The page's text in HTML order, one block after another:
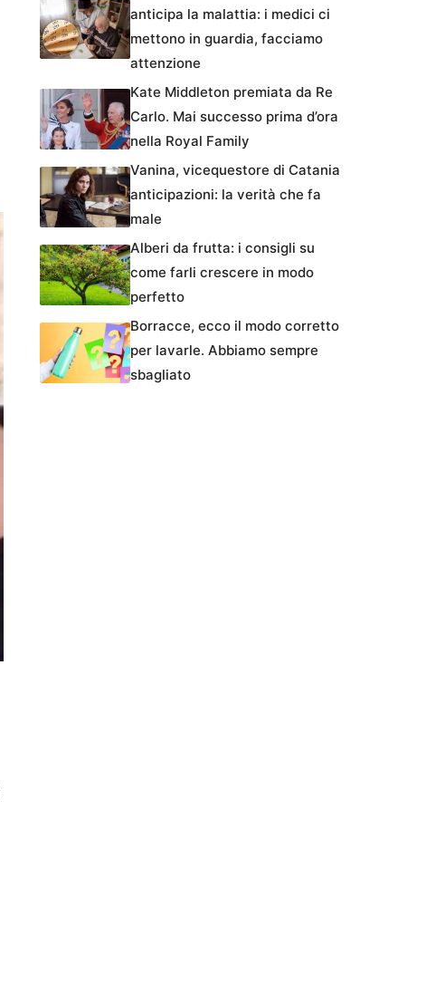
anticipa la malattia: i medici ci
mettono in guardia, facciamo
attenzione
Kate Middleton premiata da Re
Carlo. Mai successo prima d’ora
nella Royal Family
Vanina, vicequestore di Catania
anticipazioni: la verità che fa
male
Alberi da frutta: i consigli su
come farli crescere in modo
perfetto
Borracce, ecco il modo corretto
per lavarle. Abbiamo sempre
sbagliato